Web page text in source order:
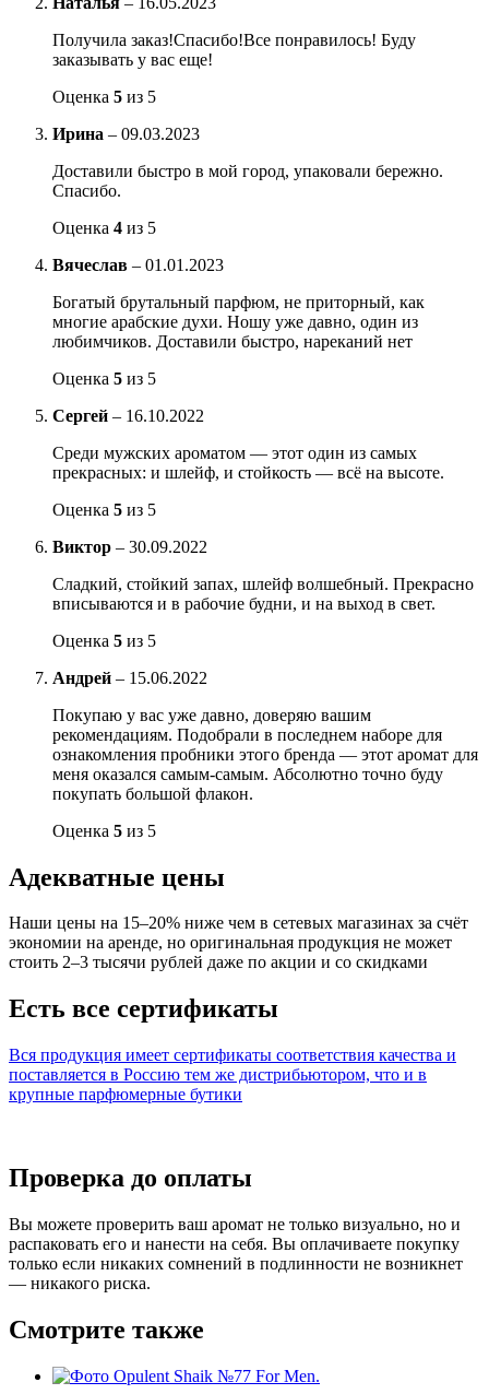
Получила заказ!Спасибо!Все понравилось! Буду
заказывать у вас еще!
Оценка 5 из 5
Ирина – 09.03.2023
Доставили быстро в мой город, упаковали бережно.
Спасибо.
Оценка 4 из 5
Вячеслав – 01.01.2023
Богатый брутальный парфюм, не приторный, как
многие арабские духи. Ношу уже давно, один из
любимчиков. Доставили быстро, нареканий нет
Оценка 5 из 5
Сергей – 16.10.2022
Среди мужских ароматом — этот один из самых
прекрасных: и шлейф, и стойкость — всё на высоте.
Оценка 5 из 5
Виктор – 30.09.2022
Сладкий, стойкий запах, шлейф волшебный. Прекрасно
вписываются и в рабочие будни, и на выход в свет.
Оценка 5 из 5
Андрей – 15.06.2022
Покупаю у вас уже давно, доверяю вашим
рекомендациям. Подобрали в последнем наборе для
ознакомления пробники этого бренда — этот аромат для
меня оказался самым-самым. Абсолютно точно буду
покупать большой флакон.
Оценка 5 из 5
Адекватные цены
Наши цены на 15–20% ниже чем в сетевых магазинах за счёт
экономии на аренде, но оригинальная продукция не может
стоить 2–3 тысячи рублей даже по акции и со скидками
Есть все сертификаты
Вся продукция имеет сертификаты соответствия качества и
поставляется в Россию тем же дистрибьютором, что и в
крупные парфюмерные бутики
Проверка до оплаты
Вы можете проверить ваш аромат не только визуально, но и
распаковать его и нанести на себя. Вы оплачиваете покупку
только если никаких сомнений в подлинности не возникнет
— никакого риска.
Смотрите также